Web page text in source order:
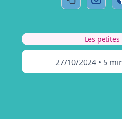
Les petites
27/10/2024 • 5